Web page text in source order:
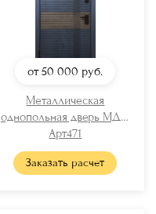
от 50 000 руб.
Металлическая
однопольная дверь МДФ
RAL
Арт471
Заказать расчет